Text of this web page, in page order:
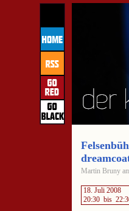
Martin Bruny
18. Juli 2008
20:30 bis